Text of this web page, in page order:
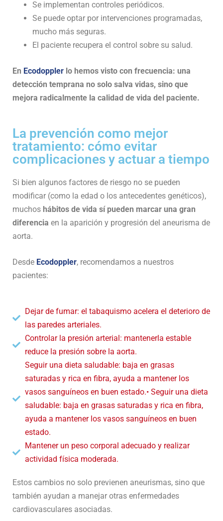
Se implementan controles periódicos.
Se puede optar por intervenciones programadas,
mucho más seguras.
El paciente recupera el control sobre su salud.
En Ecodoppler lo hemos visto con frecuencia: una
detección temprana no solo salva vidas, sino que
mejora radicalmente la calidad de vida del paciente.
La prevención como mejor
tratamiento: cómo evitar
complicaciones y actuar a tiempo
Si bien algunos factores de riesgo no se pueden
modificar (como la edad o los antecedentes genéticos),
muchos hábitos de vida sí pueden marcar una gran
diferencia en la aparición y progresión del aneurisma de
aorta.
Desde Ecodoppler, recomendamos a nuestros
pacientes:
Dejar de fumar: el tabaquismo acelera el deterioro de
las paredes arteriales.
Controlar la presión arterial: mantenerla estable
reduce la presión sobre la aorta.
Seguir una dieta saludable: baja en grasas
saturadas y rica en fibra, ayuda a mantener los
vasos sanguíneos en buen estado.• Seguir una dieta
saludable: baja en grasas saturadas y rica en fibra,
ayuda a mantener los vasos sanguíneos en buen
estado.
Mantener un peso corporal adecuado y realizar
actividad física moderada.
Estos cambios no solo previenen aneurismas, sino que
también ayudan a manejar otras enfermedades
cardiovasculares asociadas.